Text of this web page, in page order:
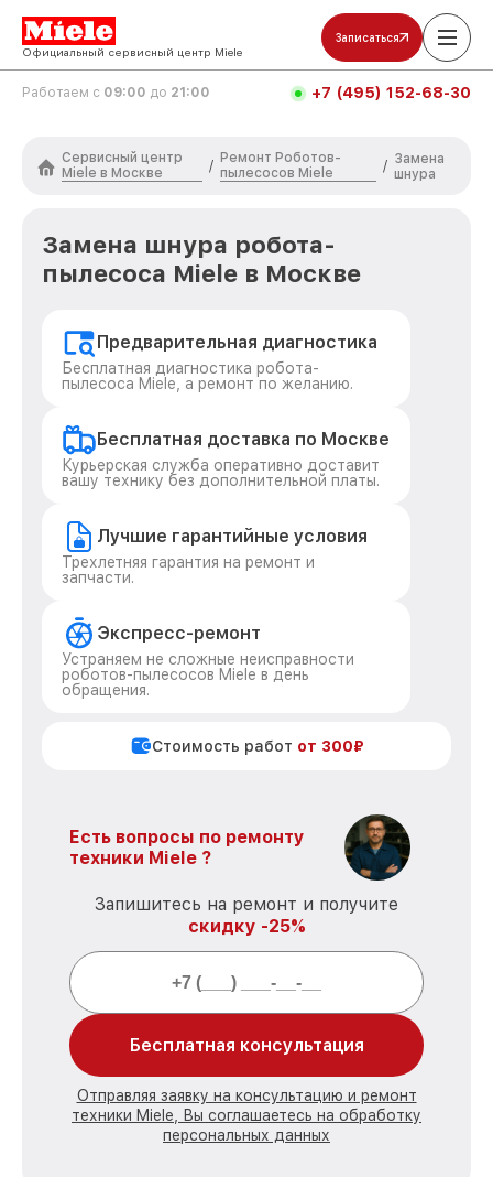
Официальный сервисный центр Miele
Записаться
Работаем с 09:00 до 21:00 +7 (495) 152-68-30
Сервисный центр
Miele в Москве
/
Ремонт Роботов-
пылесосов Miele
/ Замена
шнура
Замена шнура робота-
пылесоса Miele в Москве
Предварительная диагностика
Бесплатная диагностика робота-
пылесоса Miele, а ремонт по желанию.
Бесплатная доставка по Москве
Курьерская служба оперативно доставит
вашу технику без дополнительной платы.
Лучшие гарантийные условия
Трехлетняя гарантия на ремонт и
запчасти.
Экспресс-ремонт
Устраняем не сложные неисправности
роботов-пылесосов Miele в день
обращения.
Стоимость работ от 300₽
Есть вопросы по ремонту
техники Miele ?
Запишитесь на ремонт и получите
скидку -25%
Бесплатная консультация
Отправляя заявку на консультацию и ремонт
техники Miele, Вы соглашаетесь на обработку
персональных данных